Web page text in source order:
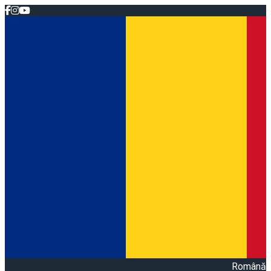
Română